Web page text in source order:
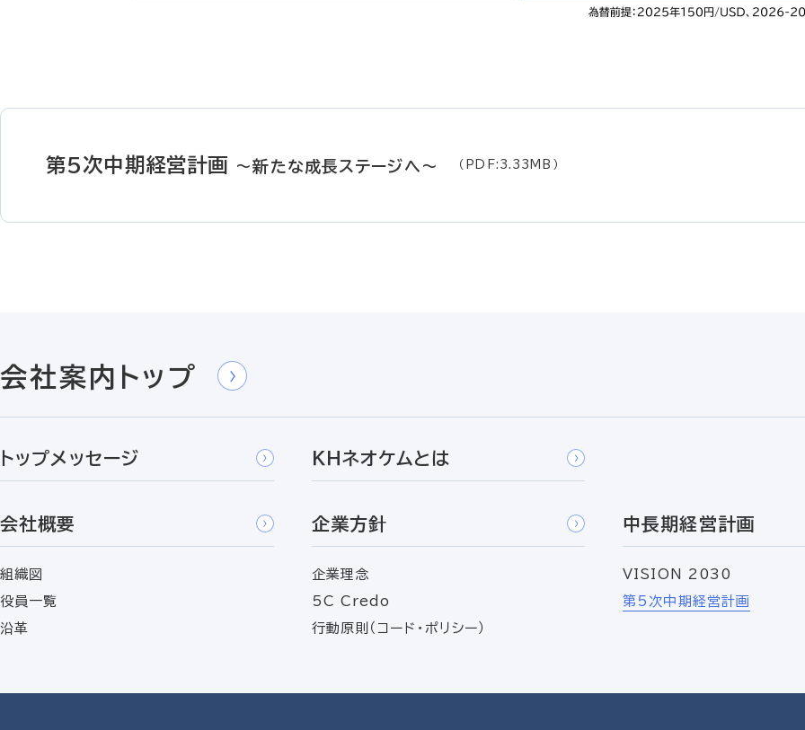
第5次中期経営計画 ～新たな成長ステージへ～ （PDF:3.33MB）
会社案内トップ
トップメッセージ ＫＨネオケムとは
会社概要
組織図
役員一覧
沿革
企業方針
企業理念
5C Credo
行動原則（コード・ポリシー）
中長期経営計画
VISION 2030
第5次中期経営計画